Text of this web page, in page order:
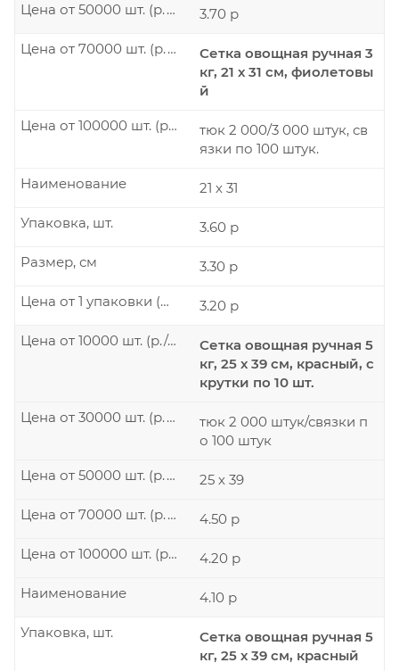
3.70 р
Цена от 50000 шт. (р./шт.)
Сетка овощная ручная 3
кг, 21 х 31 см, фиолетовы
й
Цена от 70000 шт. (р./шт.)
тюк 2 000/3 000 штук, св
язки по 100 штук.
Цена от 100000 шт. (р./шт.)
21 х 31
Наименование
3.60 р
Упаковка, шт.
3.30 р
Размер, см
3.20 р
Цена от 1 упаковки (р./шт.)
Сетка овощная ручная 5
кг, 25 х 39 см, красный, с
крутки по 10 шт.
Цена от 10000 шт. (р./шт.)
тюк 2 000 штук/связки п
о 100 штук
Цена от 30000 шт. (р./шт.)
25 х 39
Цена от 50000 шт. (р./шт.)
4.50 р
Цена от 70000 шт. (р./шт.)
4.20 р
Цена от 100000 шт. (р./шт.)
4.10 р
Наименование
Сетка овощная ручная 5
кг, 25 х 39 см, красный
Упаковка, шт.